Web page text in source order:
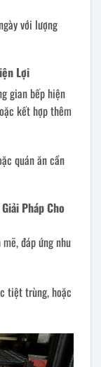
với lượng
Lợi
gian bếp hiện
kết hợp thêm
quán ăn cần
Pháp Cho
đáp ứng nhu
tiệt trùng, hoặc